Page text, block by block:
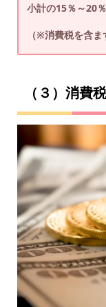
小計の15％～20
（※消費税を含
（３）消費税